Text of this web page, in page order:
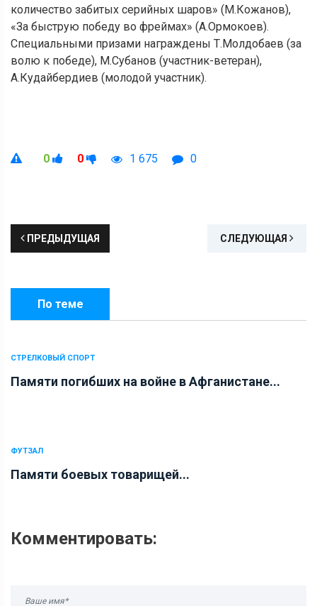
количество забитых серийных шаров» (М.Кожанов),
«За быструю победу во фреймах» (А.Ормокоев).
Специальными призами награждены Т.Молдобаев (за
волю к победе), М.Субанов (участник-ветеран),
А.Кудайбердиев (молодой участник).
0 0 1 675 0
ПРЕДЫДУЩАЯ СЛЕДУЮЩАЯ
По теме
СТРЕЛКОВЫЙ СПОРТ
Памяти погибших на войне в Афганистане...
ФУТЗАЛ
Памяти боевых товарищей...
Комментировать: